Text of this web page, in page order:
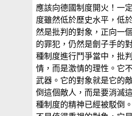
應該向德國制度開火！一
度雖然低於歷史水平，低
然是批判的對象，正向一
的罪犯，仍然是劊子手的
種制度進行鬥爭當中，批
情，而是激情的理性。它
武器。它的對象就是它的
倒這個敵人，而是要消滅
種制度的精神已經被駁倒